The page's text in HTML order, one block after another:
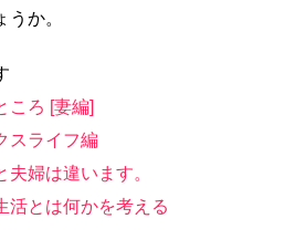
か。
ころ [妻編]
スライフ編
婦は違います。
活とは何かを考える